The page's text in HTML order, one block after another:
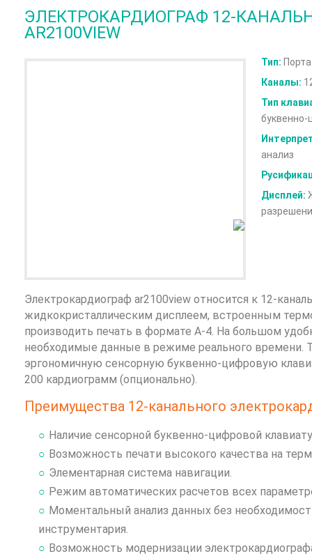
ЭЛЕКТРОКАРДИОГРАФ 12-
AR2100VIEW
Тип:
Каналы:
Тип
анализ
Дисплей:
Электрокардиограф ar2100view относится к 12-
жидкокристаллическим дисплеем, встроенным
производить печать в формате А-4. На большом
необходимые данные в режиме реального времени.
эргономичную сенсорную буквенно-цифровую
200 кардиограмм (опционально).
Преимущества 12-канального
Наличие сенсорной буквенно-цифровой
Возможность печати высокого качества на
Элементарная система навигации.
Режим автоматических расчетов всех
Моментальный анализ данных без
инструментария.
Возможность модернизации